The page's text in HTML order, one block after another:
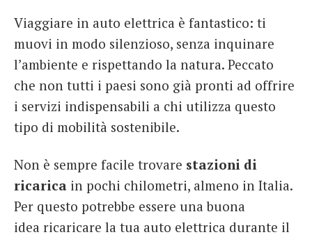
Viaggiare in auto elettrica è fantastico: ti
muovi in modo silenzioso, senza inquinare
l’ambiente e rispettando la natura. Peccato
che non tutti i paesi sono già pronti ad offrire
i servizi indispensabili a chi utilizza questo
tipo di mobilità sostenibile.
Non è sempre facile trovare stazioni di
ricarica in pochi chilometri, almeno in Italia.
Per questo potrebbe essere una buona
idea ricaricare la tua auto elettrica durante il